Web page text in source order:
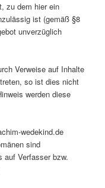
zu dem hier ein
ist (gemäß §8
unverzüglich
Verweise auf Inhalte
so ist dies nicht
werden diese
wedekind.de
sind
auf Verfasser bzw.